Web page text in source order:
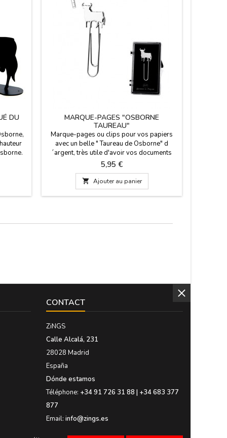
DU
MARQUE-PAGES "OSBORNE
TAUREAU"
Marque-pages ou clips pour vos papiers
avec un belle " Taureau de Osborne" d
´argent, très utile d'avoir vos documents
classés ou pour une utilisation sous forme
de signets. Produit sous licence de taureau
Osborne.
Prix
5,95 €
 Ajouter au panier
CONTACT
ZiNGS
Calle Alcalá, 231
28028 Madrid
España
Dónde estamos
Téléphone: +34 91 726 31 88 | +34 683 377
877
Email: info@zings.es